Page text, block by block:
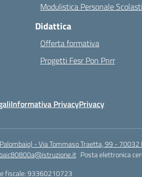
Modulistica Personale
Didattica
Offerta formativa
Progetti Fesr Pon Pnrr
Informativa PrivacyPrivacy
- Via Tommaso Traetta, 99 - 70032
baic80800a@istruzione.it Posta elettronica
fiscale: 93360210723